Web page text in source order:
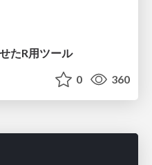
たR用ツール
0 360